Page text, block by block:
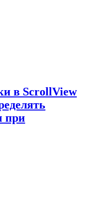
в ScrollView
при